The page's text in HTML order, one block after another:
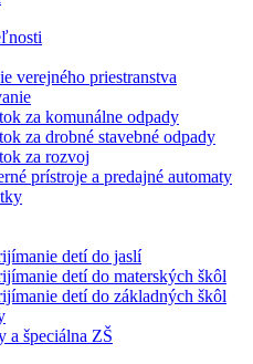
verejného priestranstva
za komunálne odpady
za drobné stavebné odpady
za rozvoj
prístroje a predajné automaty
detí do jaslí
detí do materských škôl
detí do základných škôl
a špeciálna ZŠ